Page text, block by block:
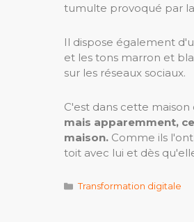
tumulte provoqué par
Il dispose également
et les tons marron et
sur les réseaux sociaux.
C'est dans cette
mais apparemment,
maison. Comme ils
toit avec lui et dès
Catégories
Transformation digitale